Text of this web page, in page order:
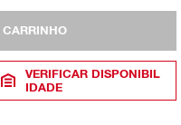
VERIFICAR DISPONIBIL
IDADE